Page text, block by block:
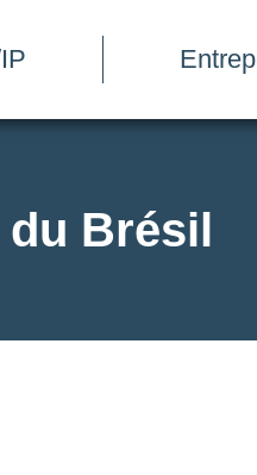
du Brésil